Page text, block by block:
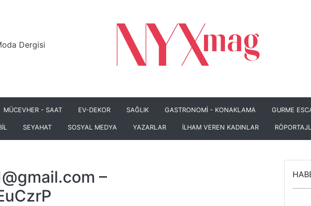
Dergisi
MÜCEVHER - SAAT EV-DEKOR SAĞLIK GASTRONOMİ - KONAKLAMA GURME
SEYAHAT SOSYAL MEDYA YAZARLAR İLHAM VEREN KADINLAR
–